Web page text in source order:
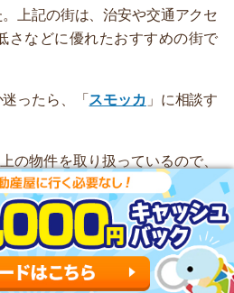
上記の街は、治安や交通アクセ
さなどに優れたおすすめの街で
ったら、「 スモッカ 」に相談す
の物件を取り扱っているので、
す。新着物件を毎日更新してい
簡単に住まいをさがせるので、
。